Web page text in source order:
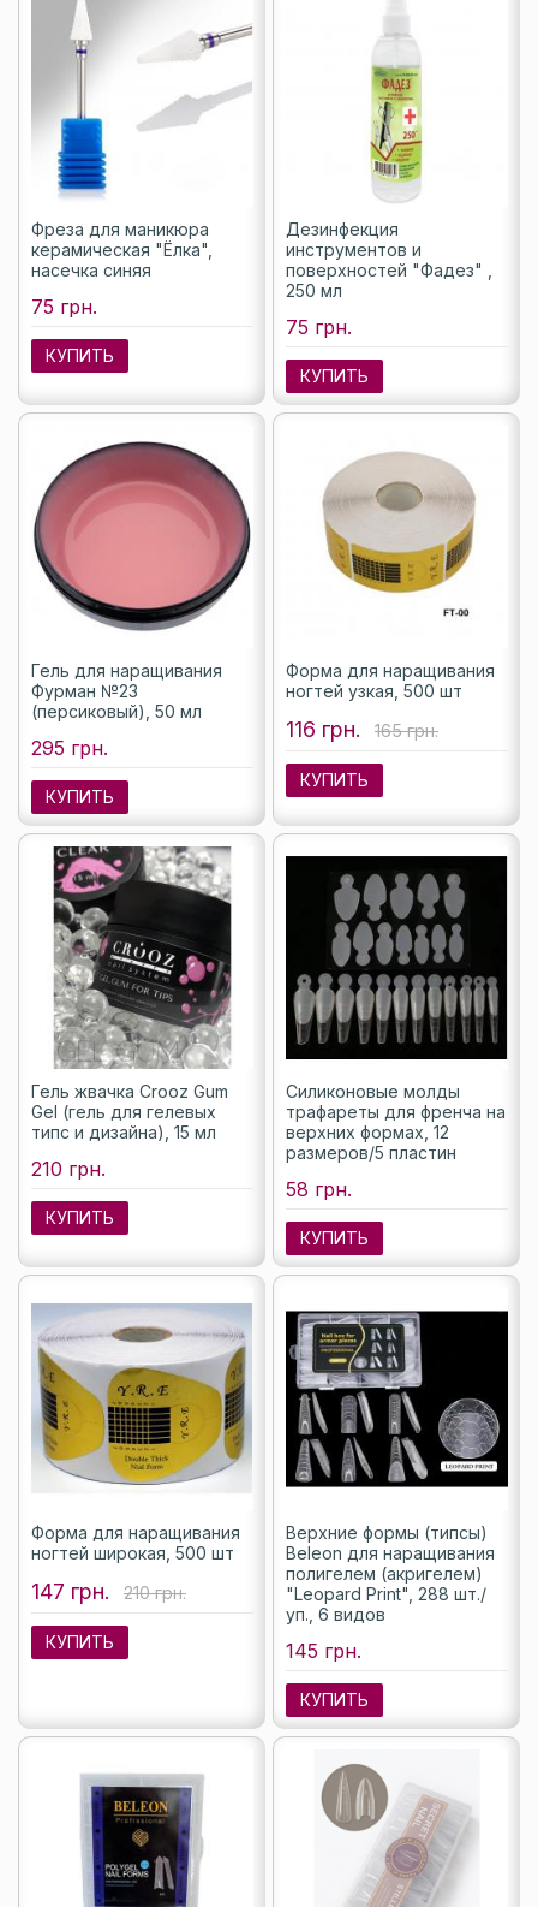
Фреза для маникюра
керамическая "Ёлка",
насечка синяя
75 грн.
КУПИТЬ
Дезинфекция
инструментов и
поверхностей "Фадез" ,
250 мл
75 грн.
КУПИТЬ
Гель для наращивания
Фурман №23
(персиковый), 50 мл
295 грн.
КУПИТЬ
Форма для наращивания
ногтей узкая, 500 шт
116 грн. 165 грн.
КУПИТЬ
Гель жвачка Crooz Gum
Gel (гель для гелевых
типс и дизайна), 15 мл
210 грн.
КУПИТЬ
Силиконовые молды
трафареты для френча на
верхних формах, 12
размеров/5 пластин
58 грн.
КУПИТЬ
Форма для наращивания
ногтей широкая, 500 шт
147 грн. 210 грн.
КУПИТЬ
Верхние формы (типсы)
Beleon для наращивания
полигелем (акригелем)
"Leopard Print", 288 шт./
уп., 6 видов
145 грн.
КУПИТЬ